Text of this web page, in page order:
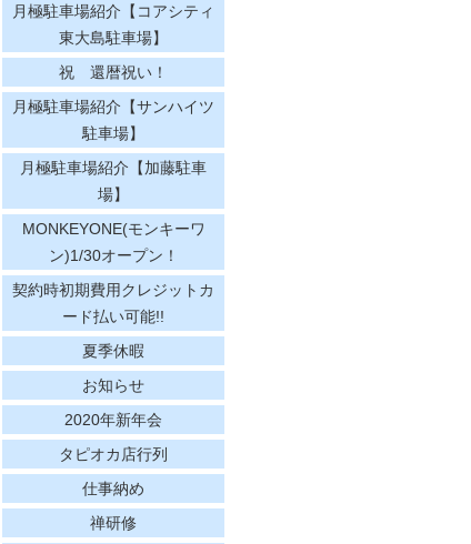
月極駐車場紹介【コアシティ
東大島駐車場】
祝 還暦祝い！
月極駐車場紹介【サンハイツ
駐車場】
月極駐車場紹介【加藤駐車
場】
MONKEYONE(モンキーワ
ン)1/30オープン！
契約時初期費用クレジットカ
ード払い可能!!
夏季休暇
お知らせ
2020年新年会
タピオカ店行列
仕事納め
禅研修